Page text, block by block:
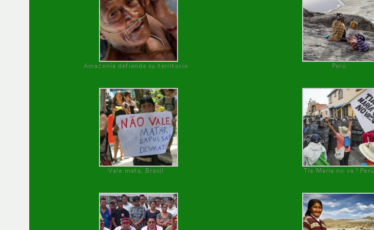
Amazonía defiende su territorio Perú
Vale mata, Brasil Tía María no va ! Perú